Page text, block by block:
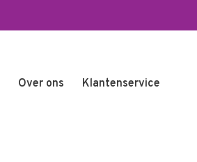
Over ons Klantenservice